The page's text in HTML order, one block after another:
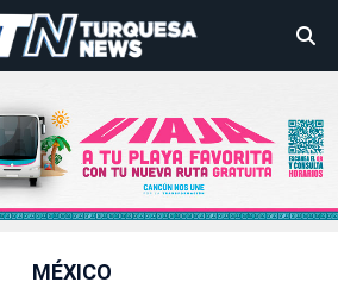
MÉXICO